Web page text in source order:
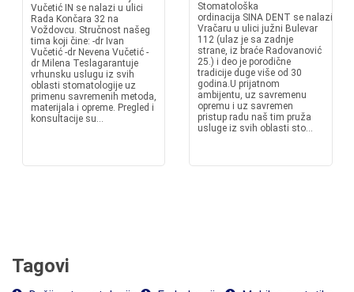
Vučetić IN se nalazi u ulici
Rada Končara 32 na
Voždovcu. Stručnost našeg
tima koji čine: -dr Ivan
Vučetić -dr Nevena Vučetić -
dr Milena Teslagarantuje
vrhunsku uslugu iz svih
oblasti stomatologije uz
primenu savremenih metoda,
materijala i opreme. Pregled i
konsultacije su...
Stomatološka
ordinacija SINA DENT se nalazi na
Vračaru u ulici južni Bulevar
112 (ulaz je sa zadnje
strane, iz braće Radovanović
25.) i deo je porodične
tradicije duge više od 30
godina.U prijatnom
ambijentu, uz savremenu
opremu i uz savremen
pristup radu naš tim pruža
usluge iz svih oblasti sto...
Tagovi